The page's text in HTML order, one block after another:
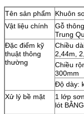
Tên sản phẩm
Khuôn
Vật liệu chính
Gỗ
Trung
Đặc điểm kỹ
thuật thông
thường
Chiều
2,44m,
Chiều
300mm
Độ dày:
Xử lý bề mặt
1 lớp
lót